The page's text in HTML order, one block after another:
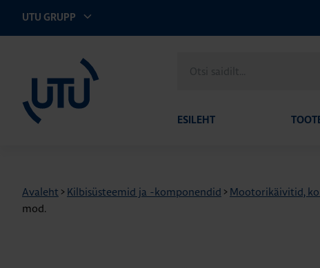
UTU GRUPP
saidilt
ESILEHT
Avaleht > Kilbisüsteemid ja -komponendid > Mootorikäivitid,
mod.